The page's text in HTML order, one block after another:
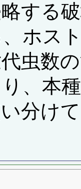
する
ホス
虫数
、本
分け